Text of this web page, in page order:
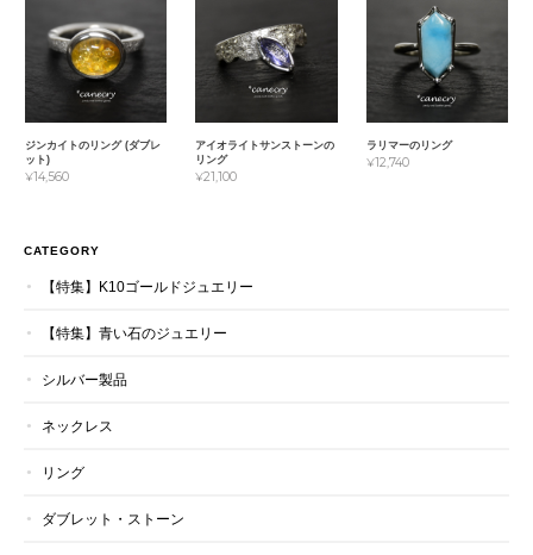
ジンカイトのリング (ダブレ
ット)
¥14,560
アイオライトサンストーンの
リング
¥21,100
ラリマーのリング
¥12,740
CATEGORY
【特集】K10ゴールドジュエリー
【特集】青い石のジュエリー
シルバー製品
ネックレス
リング
ダブレット・ストーン